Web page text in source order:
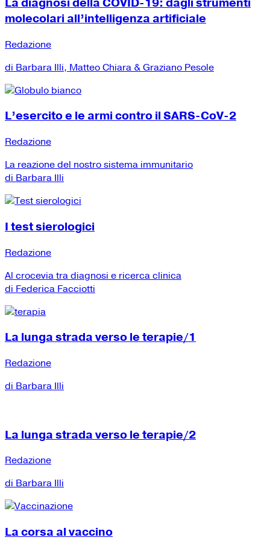
molecolari all’intelligenza artificiale
Redazione
di Barbara Illi, Matteo Chiara & Graziano Pesole
L’esercito e le armi contro il SARS-CoV-2
Redazione
La reazione del nostro sistema immunitario
di Barbara Illi
I test sierologici
Redazione
Al crocevia tra diagnosi e ricerca clinica
di Federica Facciotti
La lunga strada verso le terapie/1
Redazione
di Barbara Illi
La lunga strada verso le terapie/2
Redazione
di Barbara Illi
La corsa al vaccino